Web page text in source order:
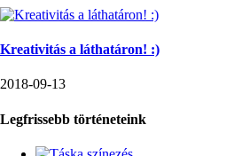
Kreativitás a láthatáron! :)
2018-09-13
Legfrissebb történeteink